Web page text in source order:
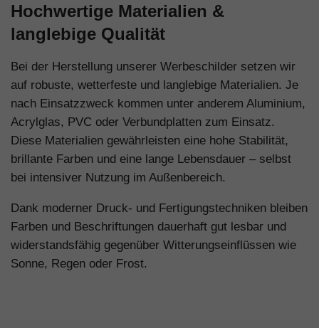
Hochwertige Materialien &
langlebige Qualität
Bei der Herstellung unserer Werbeschilder setzen wir
auf robuste, wetterfeste und langlebige Materialien. Je
nach Einsatzzweck kommen unter anderem Aluminium,
Acrylglas, PVC oder Verbundplatten zum Einsatz.
Diese Materialien gewährleisten eine hohe Stabilität,
brillante Farben und eine lange Lebensdauer – selbst
bei intensiver Nutzung im Außenbereich.
Dank moderner Druck- und Fertigungstechniken bleiben
Farben und Beschriftungen dauerhaft gut lesbar und
widerstandsfähig gegenüber Witterungseinflüssen wie
Sonne, Regen oder Frost.